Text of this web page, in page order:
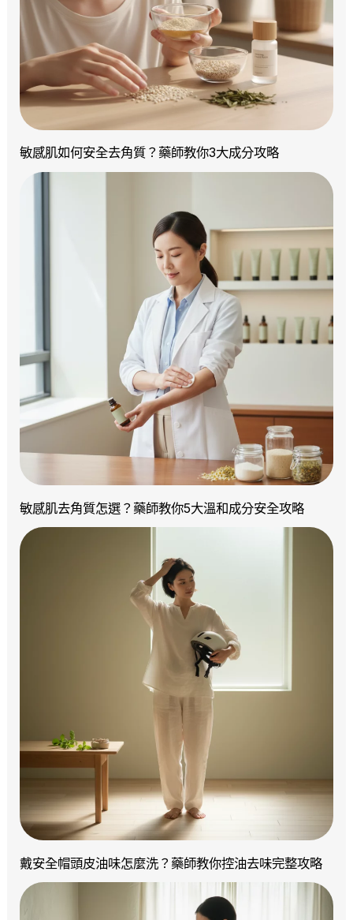
敏感肌如何安全去角質？藥師教你3大成分攻略
敏感肌去角質怎選？藥師教你5大溫和成分安全攻略
戴安全帽頭皮油味怎麼洗？藥師教你控油去味完整攻略